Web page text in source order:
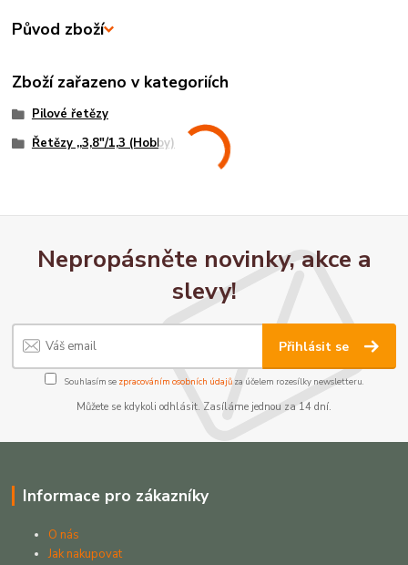
Původ zboží
Zboží zařazeno v kategoriích
Pilové řetězy
Řetězy ,,3,8"/1,3 (Hobby)
Nepropásněte novinky, akce a
slevy!
Přihlásit se
Souhlasím se zpracováním osobních údajůza účelem rozesílky newsletteru.
Můžete se kdykoli odhlásit. Zasíláme jednou za 14 dní.
Informace pro zákazníky
O nás
Jak nakupovat